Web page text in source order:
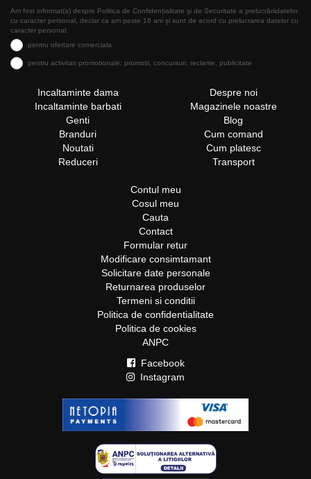
Am fost informat(a) despre Politica de Confidențialitate şi de Securitate a prelucrăriidatelor
cu caracter personal, declar ca am peste 16 ani și sunt de acord cu prelucrarea datelor cu
caracter personal:
pentru ofertare comerciala
pentru activitati promotionale: promotii, concursuri, reclame, publicitate
Incaltaminte dama
Incaltaminte barbati
Genti
Branduri
Noutati
Reduceri
Despre noi
Magazinele noastre
Blog
Cum comand
Cum platesc
Transport
Contul meu
Cosul meu
Cauta
Contact
Formular retur
Modificare consimtamant
Solicitare date personale
Returnarea produselor
Termeni si conditii
Politica de confidentialitate
Politica de cookies
ANPC
Facebook
Instagram